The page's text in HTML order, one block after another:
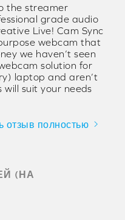
the streamer
grade audio
Live! Cam Sync
webcam that
we haven’t seen
solution for
laptop and aren’t
will suit your needs
отзыв полностью
(НА